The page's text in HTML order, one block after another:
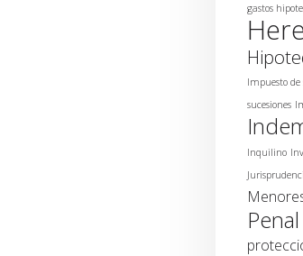
gastos
Impuesto de
sucesiones
Inquilino
Penal